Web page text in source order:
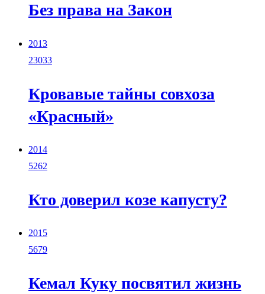
Без права на Закон
2013
23033
Кровавые тайны совхоза
«Красный»
2014
5262
Кто доверил козе капусту?
2015
5679
Кемал Куку посвятил жизнь